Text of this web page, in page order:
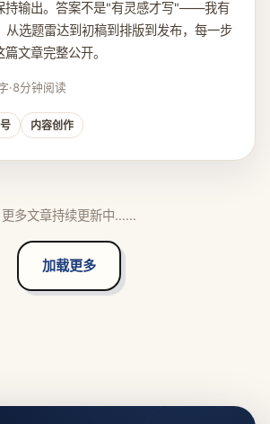
持输出。答案不是"有灵感才写"——我有
从选题雷达到初稿到排版到发布，每一步
文章完整公开。
·8分钟阅读
内容创作
更多文章持续更新中……
加载更多